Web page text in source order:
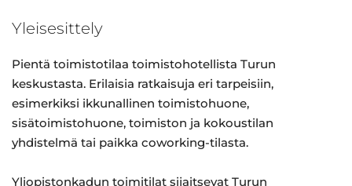
Yleisesittely
Pientä toimistotilaa toimistohotellista Turun
keskustasta. Erilaisia ratkaisuja eri tarpeisiin,
esimerkiksi ikkunallinen toimistohuone,
sisätoimistohuone, toimiston ja kokoustilan
yhdistelmä tai paikka coworking-tilasta.
Yliopistonkadun toimitilat sijaitsevat Turun